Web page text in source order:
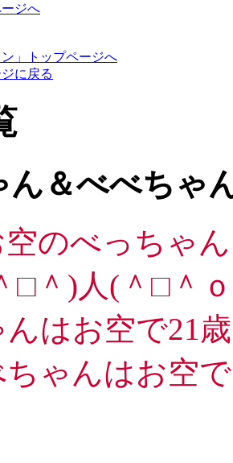
ジへ
ン」トップページへ
に戻る
ん＆べべちゃ
のべっちゃ
□＾)人(＾□＾
はお空で21歳
ゃんはお空